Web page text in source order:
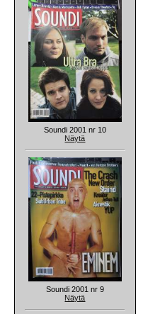
Soundi 2001 nr 10
Näytä
Soundi 2001 nr 9
Näytä